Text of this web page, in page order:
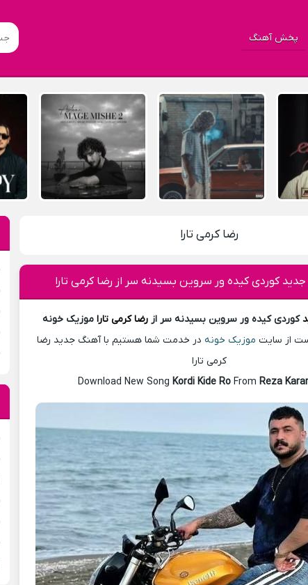
پخش آهنگ
رضا کرمی تارا
جدید کوردی کیده ور سروین بسیدنه سر از رضا کرمی تارا
کوردی کیده ور سروین بسیدنه سر ازرضا کرمی تارا موزیک خونه
از سایت موزیک خونه در خدمت شما هستیم با آهنگ جدید رضا
کرمی تارا
Download New SongKordi Kide Ro FromReza